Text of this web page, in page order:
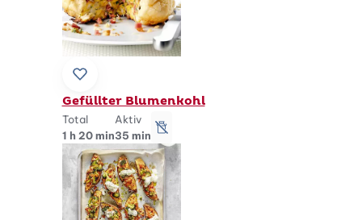
Zu Lieblingsrezepten hinzufügen
Gefüllter Blumenkohl
Total
1 h 20 min
Aktiv
35 min
lactosefrei